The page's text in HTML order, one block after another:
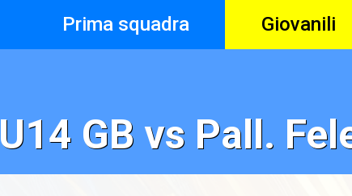
Prima squadra Giovanili
U14 GB vs Pall.